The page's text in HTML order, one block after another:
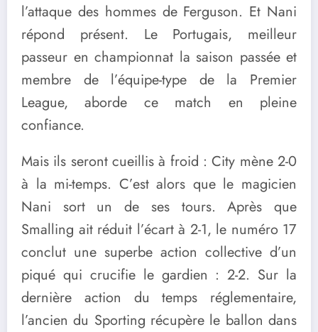
l’attaque des hommes de Ferguson. Et Nani
répond présent. Le Portugais, meilleur
passeur en championnat la saison passée et
membre de l’équipe-type de la Premier
League, aborde ce match en pleine
confiance.
Mais ils seront cueillis à froid : City mène 2-0
à la mi-temps. C’est alors que le magicien
Nani sort un de ses tours. Après que
Smalling ait réduit l’écart à 2-1, le numéro 17
conclut une superbe action collective d’un
piqué qui crucifie le gardien : 2-2. Sur la
dernière action du temps réglementaire,
l’ancien du Sporting récupère le ballon dans